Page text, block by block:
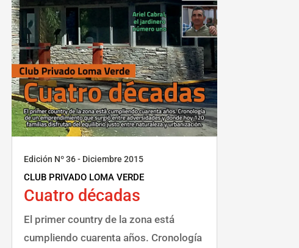
Edición Nº 36 - Diciembre 2015
CLUB PRIVADO LOMA VERDE
Cuatro décadas
El primer country de la zona está
cumpliendo cuarenta años. Cronología